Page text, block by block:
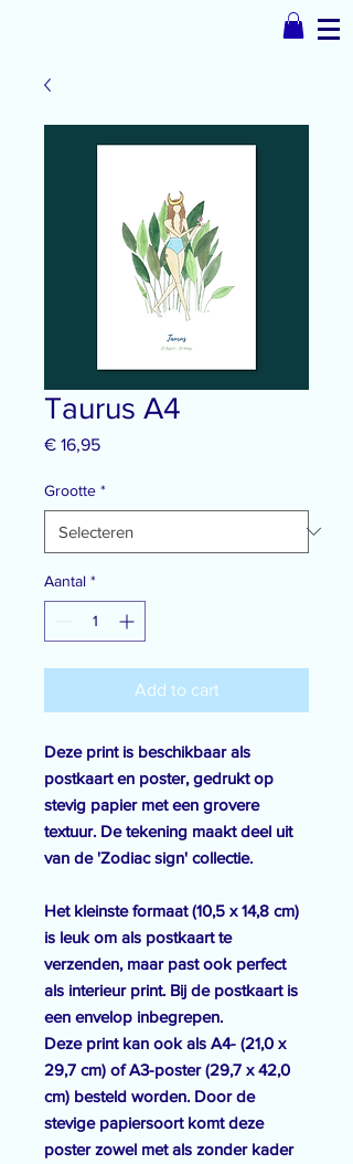
Taurus A4
€ 16,95Prijs
Grootte *
Aantal *
Add to cart
Deze print is beschikbaar als
postkaart en poster, gedrukt op
stevig papier met een grovere
textuur. De tekening maakt deel uit
van de 'Zodiac sign' collectie.
Het kleinste formaat (10,5 x 14,8 cm)
is leuk om als postkaart te
verzenden, maar past ook perfect
als interieur print. Bij de postkaart is
een envelop inbegrepen.
Deze print kan ook als A4- (21,0 x
29,7 cm) of A3-poster (29,7 x 42,0
cm) besteld worden. Door de
stevige papiersoort komt deze
poster zowel met als zonder kader